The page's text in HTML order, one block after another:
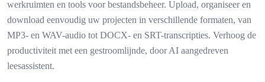
werkruimten en tools voor bestandsbeheer. Upload, organiseer en
download eenvoudig uw projecten in verschillende formaten, van
MP3- en WAV-audio tot DOCX- en SRT-transcripties. Verhoog de
productiviteit met een gestroomlijnde, door AI aangedreven
leesassistent.